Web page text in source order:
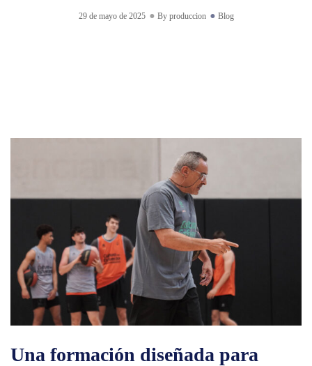
29 de mayo de 2025 By produccion Blog
Una formación diseñada para